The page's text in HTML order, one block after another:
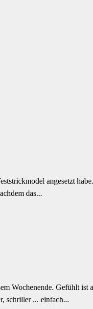
angesetzt
das...
Wochenende. Gefühlt ist
schriller ... einfach...